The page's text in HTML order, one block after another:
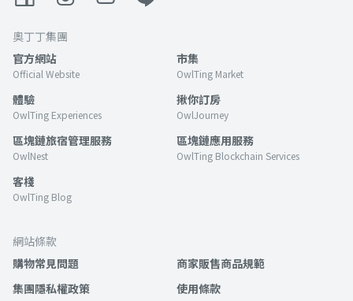
奧丁丁集團
官方網站
Official Website
市集
OwlTing Market
體驗
OwlTing Experiences
揪你訂房
OwlJourney
區塊鏈旅宿管理服務
OwlNest
區塊鏈應用服務
OwlTing Blockchain Services
客棧
OwlTing Blog
網站條款
購物常見問題
商家販售商品規範
集團隱私權政策
使用條款